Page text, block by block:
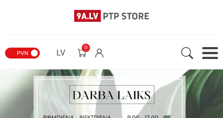
PVN LV
0